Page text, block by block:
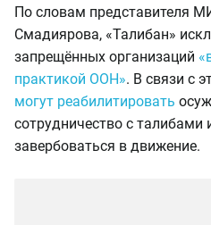
По словам представителя
Смадиярова, «Талибан»
запрещённых организаций
практикой ООН». В связи с
могут реабилитировать
сотрудничество с талибами
завербоваться в движение.